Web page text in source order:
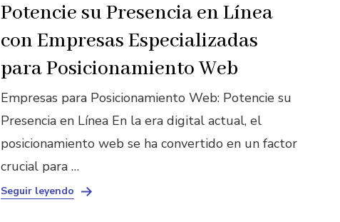
Potencie su Presencia en Línea
con Empresas Especializadas
para Posicionamiento Web
Empresas para Posicionamiento Web: Potencie su
Presencia en Línea En la era digital actual, el
posicionamiento web se ha convertido en un factor
crucial para …
Seguir leyendo